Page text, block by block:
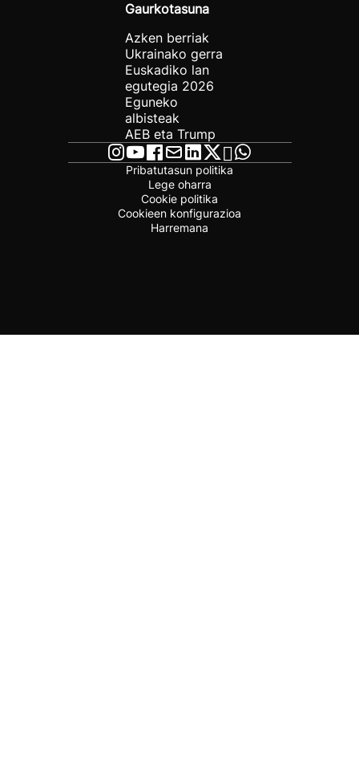
Gaurkotasuna
Azken berriak
Ukrainako gerra
Euskadiko lan
egutegia 2026
Eguneko
albisteak
AEB eta Trump
Pribatutasun politika
Lege oharra
Cookie politika
Cookieen konfigurazioa
Harremana